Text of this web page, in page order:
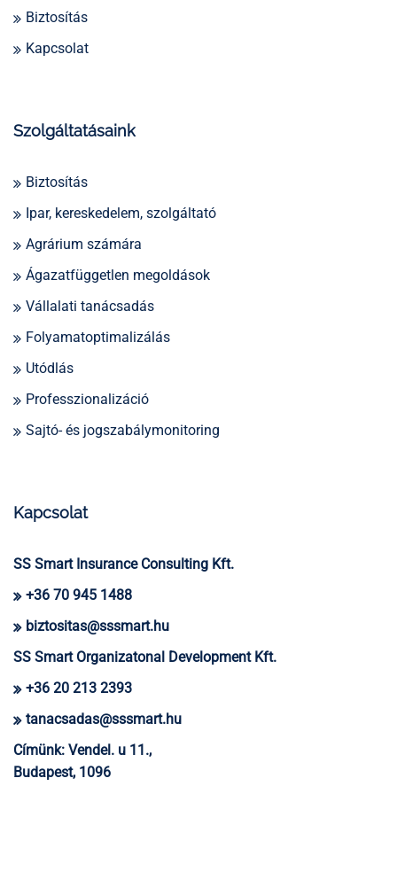
Biztosítás
Kapcsolat
Szolgáltatásaink
Biztosítás
Ipar, kereskedelem, szolgáltató
Agrárium számára
Ágazatfüggetlen megoldások
Vállalati tanácsadás
Folyamatoptimalizálás
Utódlás
Professzionalizáció
Sajtó- és jogszabálymonitoring
Kapcsolat
SS Smart Insurance Consulting Kft.
+36 70 945 1488
biztositas@sssmart.hu
SS Smart Organizatonal Development Kft.
+36 20 213 2393
tanacsadas@sssmart.hu
Címünk: Vendel. u 11.,
Budapest, 1096